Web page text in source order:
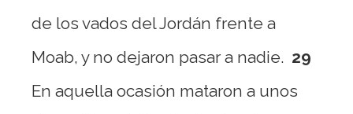
de los vados del Jordán frente a
Moab, y no dejaron pasar a nadie. 29
En aquella ocasión mataron a unos